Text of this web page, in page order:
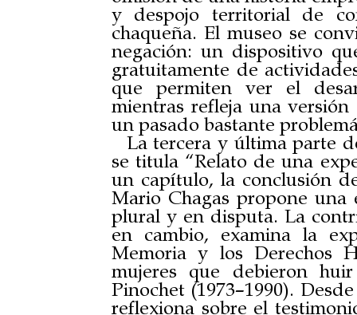
y despojo territorial de
chaqueña. El museo se
negación: un dispositivo
gratuitamente de
que permiten ver el
mientras refleja una
un pasado bastante
La tercera y última parte
se titula “Relato de una
un capítulo, la conclusión
Mario Chagas propone una
plural y en disputa. La
en cambio, examina la
Memoria y los Derechos
mujeres que debieron
Pinochet (1973–1990).
reflexiona sobre el